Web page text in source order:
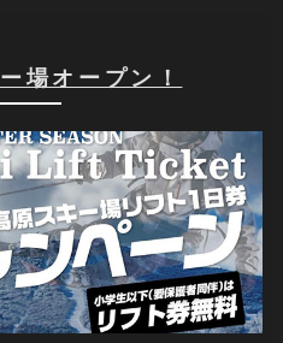
場オープン！